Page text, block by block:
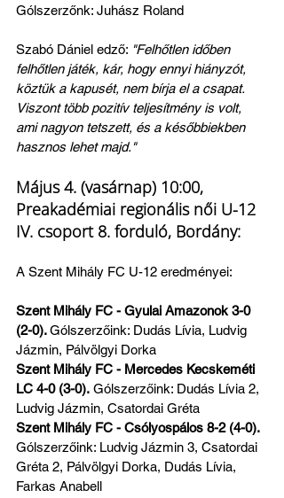
Gólszerzőnk: Juhász Roland
Szabó Dániel edző: "Felhőtlen időben
felhőtlen játék, kár, hogy ennyi hiányzót,
köztük a kapusét, nem bírja el a csapat.
Viszont több pozitív teljesítmény is volt,
ami nagyon tetszett, és a későbbiekben
hasznos lehet majd."
Május 4. (vasárnap) 10:00,
Preakadémiai regionális női U-12
IV. csoport 8. forduló, Bordány:
A Szent Mihály FC U-12 eredményei:
Szent Mihály FC - Gyulai Amazonok 3-0
(2-0). Gólszerzőink: Dudás Lívia, Ludvig
Jázmin, Pálvölgyi Dorka
Szent Mihály FC - Mercedes Kecskeméti
LC 4-0 (3-0). Gólszerzőink: Dudás Lívia 2,
Ludvig Jázmin, Csatordai Gréta
Szent Mihály FC - Csólyospálos 8-2 (4-0).
Gólszerzőink: Ludvig Jázmin 3, Csatordai
Gréta 2, Pálvölgyi Dorka, Dudás Lívia,
Farkas Anabell